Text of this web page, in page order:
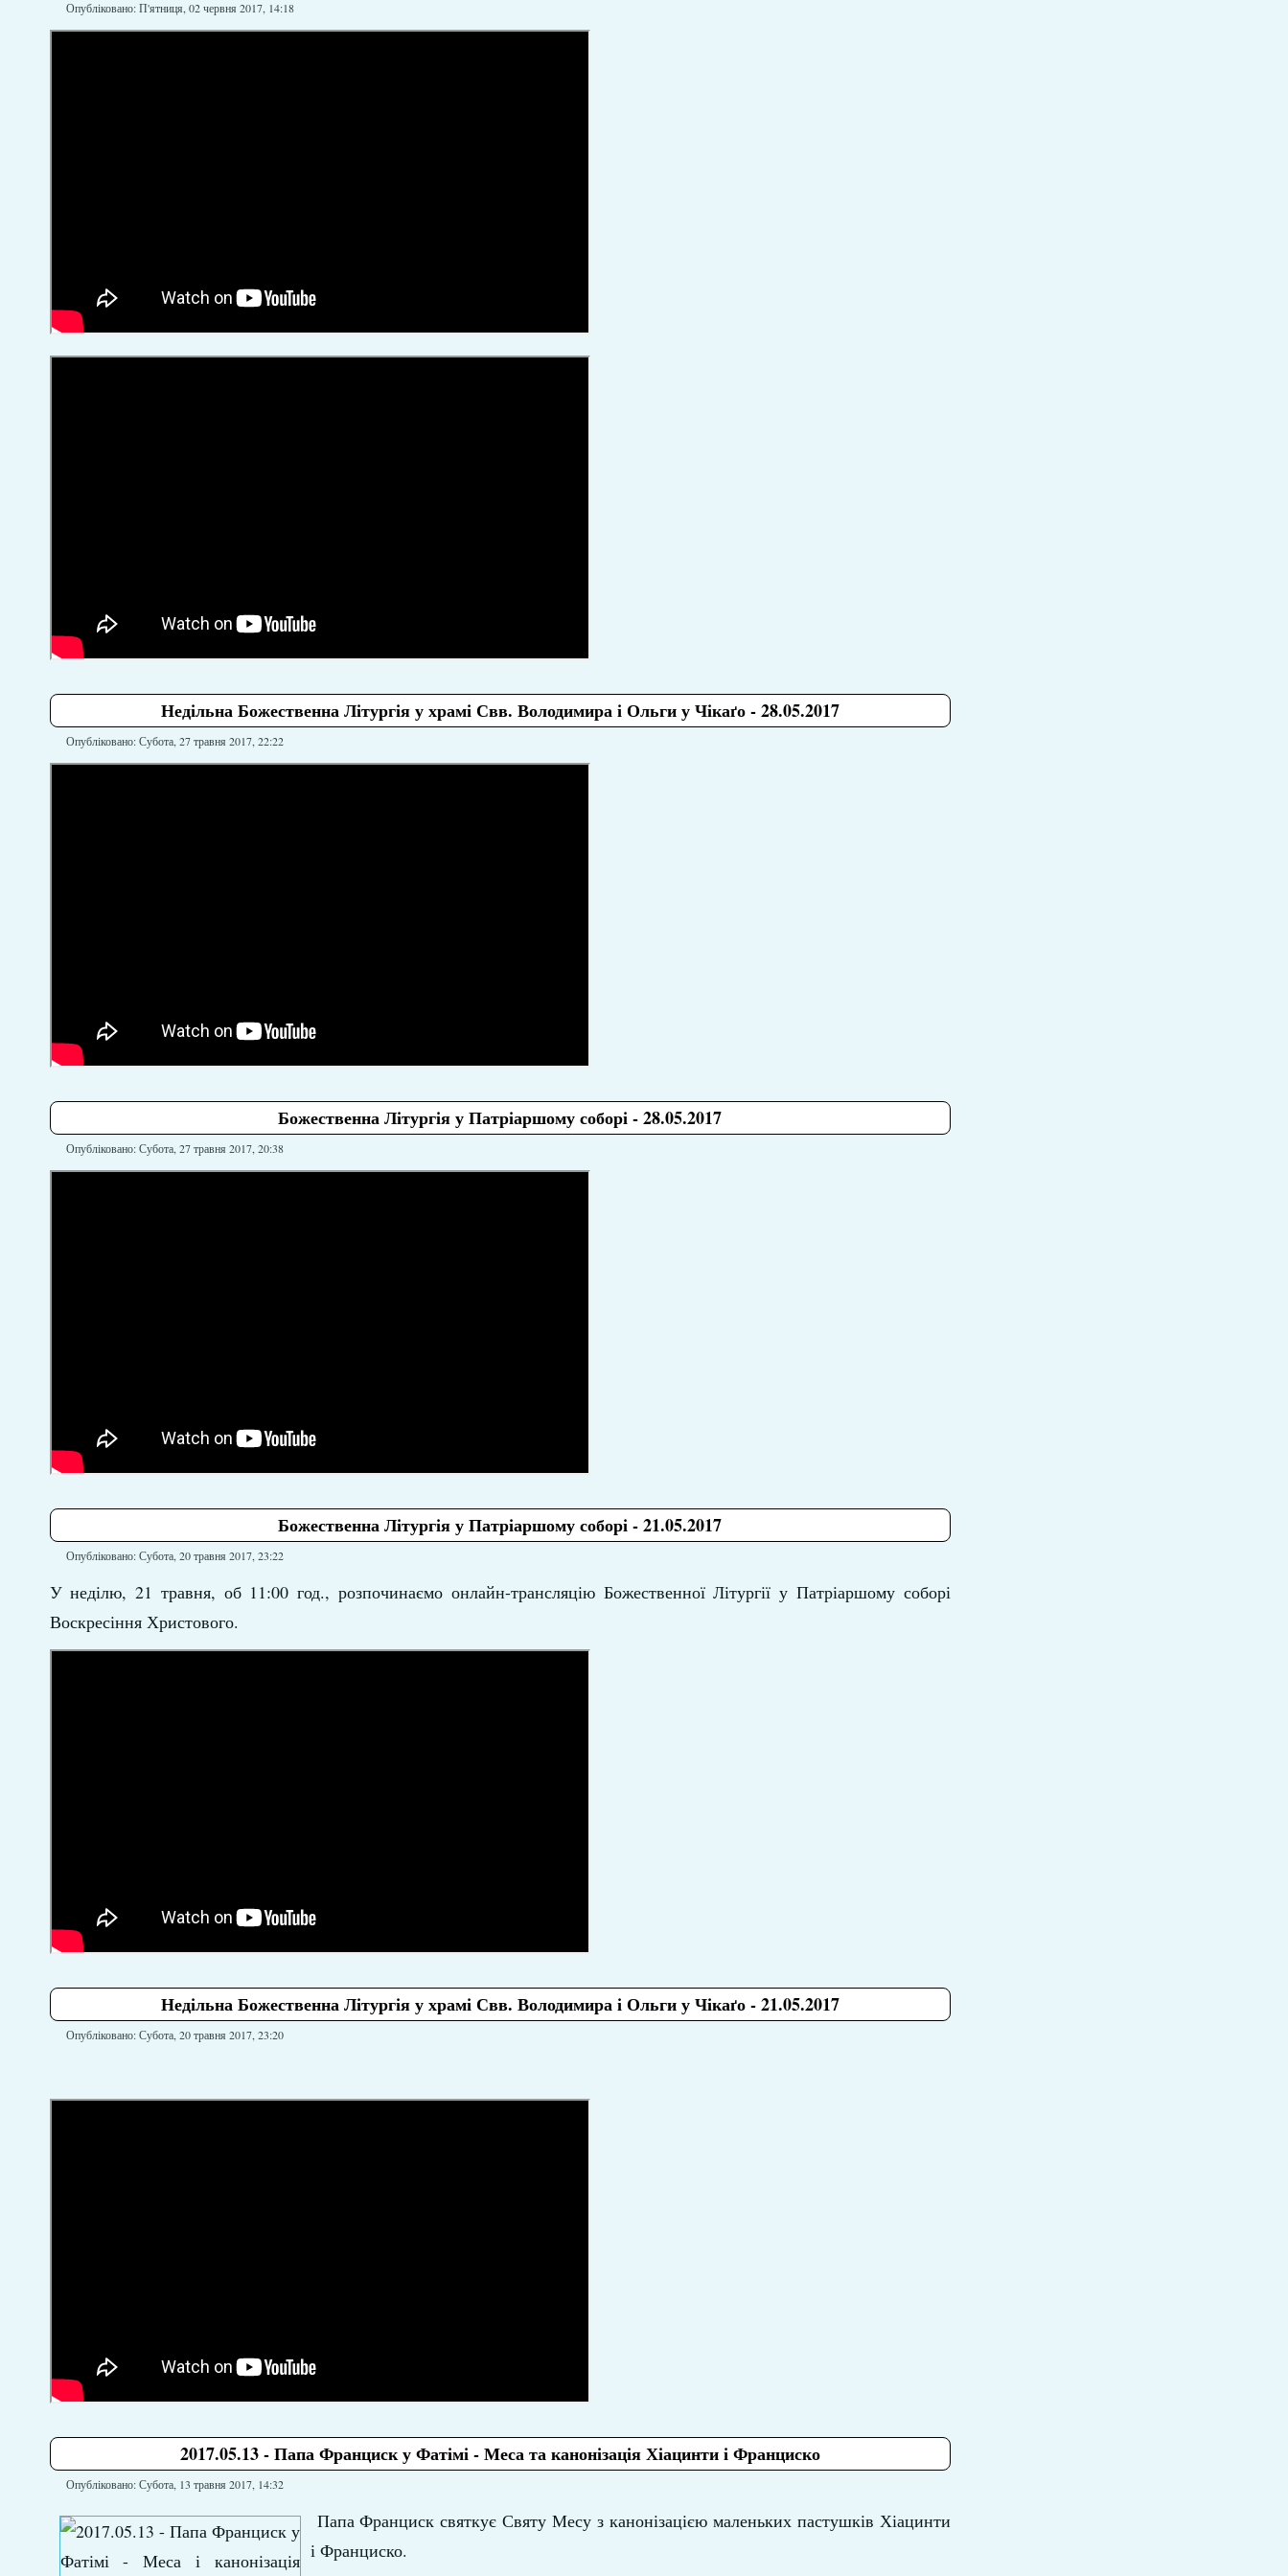
Опубліковано: П'ятниця, 02 червня 2017, 14:18
Недільна Божественна Літургія у храмі Свв. Володимира і Ольги у Чікаґо - 28.05.2017
Опубліковано: Субота, 27 травня 2017, 22:22
Божественна Літургія у Патріаршому соборі - 28.05.2017
Опубліковано: Субота, 27 травня 2017, 20:38
Божественна Літургія у Патріаршому соборі - 21.05.2017
Опубліковано: Субота, 20 травня 2017, 23:22
У неділю, 21 травня, об 11:00 год., розпочинаємо онлайн-трансляцію Божественної Літургії у Патріаршому соборі
Воскресіння Христового.
Недільна Божественна Літургія у храмі Свв. Володимира і Ольги у Чікаґо - 21.05.2017
Опубліковано: Субота, 20 травня 2017, 23:20
2017.05.13 - Папа Франциск у Фатімі - Меса та канонізація Хіацинти і Франциско
Опубліковано: Субота, 13 травня 2017, 14:32
Папа Франциск святкує Святу Месу з канонізацією маленьких пастушків Хіацинти
і Франциско.